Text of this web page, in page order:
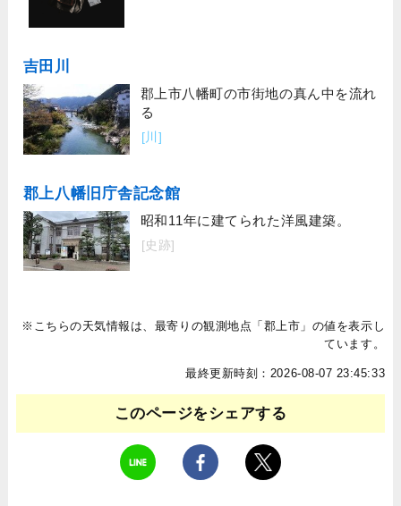
吉田川
郡上市八幡町の市街地の真ん中を流れ
る
[川]
郡上八幡旧庁舎記念館
昭和11年に建てられた洋風建築。
[史跡]
※こちらの天気情報は、最寄りの観測地点「郡上市」の値を表示し
ています。
最終更新時刻：2026-08-07 23:45:33
このページをシェアする